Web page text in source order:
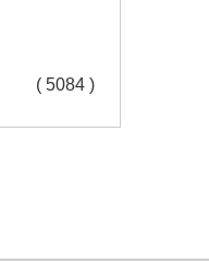
( 5084 )